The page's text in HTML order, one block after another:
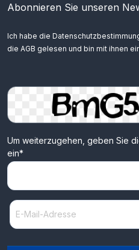
Abonnieren Sie unseren
Ich habe die
die AGB gelesen und bin mit ihnen
Um weiterzugehen, geben Sie
ein*